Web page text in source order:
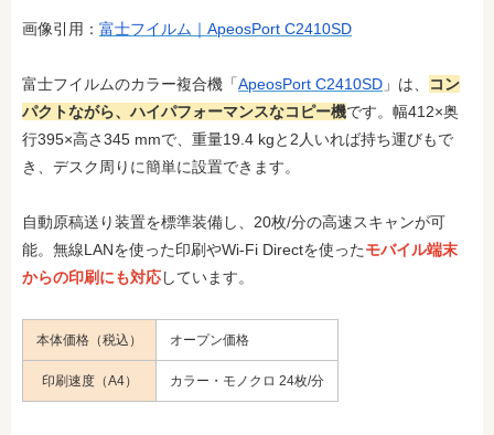
画像引用： 富士フイルム｜ApeosPort C2410SD
富士フイルムのカラー複合機「ApeosPort C2410SD 」は、
コン
パクトながら、ハイパフォーマンスなコピー機です。幅412×奥
行395×高さ345 mmで、重量19.4 kgと2人いれば持ち運びもで
き、デスク周りに簡単に設置できます。
自動原稿送り装置を標準装備し、20枚/分の高速スキャンが可
能。無線LANを使った印刷やWi-Fi Directを使ったモバイル端末
からの印刷にも対応しています。
本体価格（税込） オープン価格
印刷速度（A4） カラー・モノクロ 24枚/分